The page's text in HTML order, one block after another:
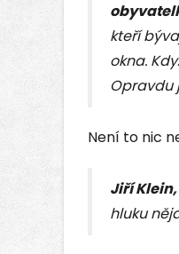
kteří
okna.
Opravdu
Není to nic
Jiří
hluku